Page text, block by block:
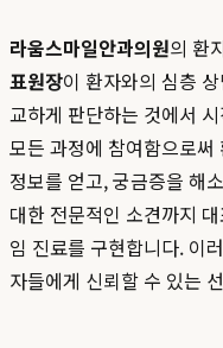
라움스마일안과의원의 환
표원장이 환자와의 심층
교하게 판단하는 것에서
모든 과정에 참여함으로
정보를 얻고, 궁금증을 해
대한 전문적인 소견까지
임 진료를 구현합니다. 이
자들에게 신뢰할 수 있는